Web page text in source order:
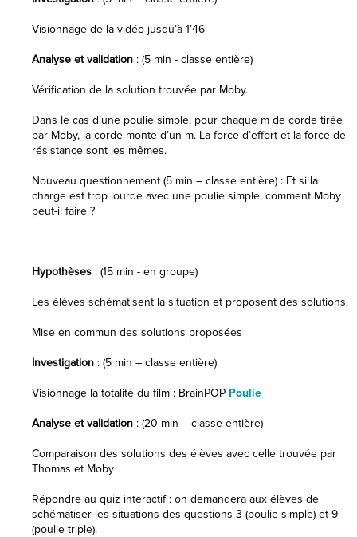
Visionnage de la vidéo jusqu’à 1’46
Analyse et validation : (5 min - classe entière)
Vérification de la solution trouvée par Moby.
Dans le cas d’une poulie simple, pour chaque m de corde tirée
par Moby, la corde monte d’un m. La force d’effort et la force de
résistance sont les mêmes.
Nouveau questionnement (5 min – classe entière) : Et si la
charge est trop lourde avec une poulie simple, comment Moby
peut-il faire ?
Hypothèses : (15 min - en groupe)
Les élèves schématisent la situation et proposent des solutions.
Mise en commun des solutions proposées
Investigation : (5 min – classe entière)
Visionnage la totalité du film : BrainPOP Poulie
Analyse et validation : (20 min – classe entière)
Comparaison des solutions des élèves avec celle trouvée par
Thomas et Moby
Répondre au quiz interactif : on demandera aux élèves de
schématiser les situations des questions 3 (poulie simple) et 9
(poulie triple).